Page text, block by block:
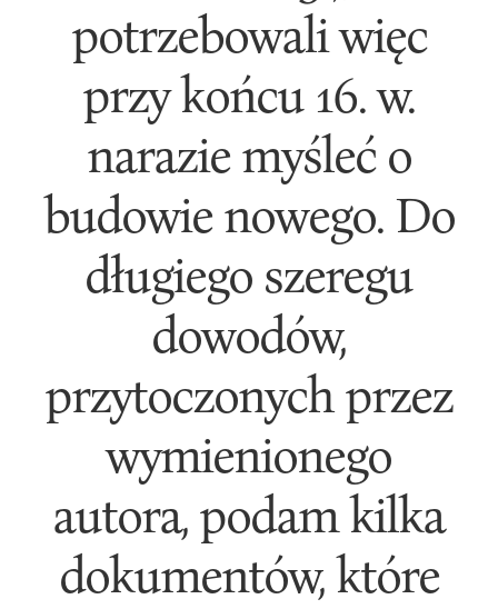
potrzebowali więc
przy końcu 16. w.
narazie myśleć o
budowie nowego. Do
długiego szeregu
dowodów,
przytoczonych przez
wymienionego
autora, podam kilka
dokumentów, które